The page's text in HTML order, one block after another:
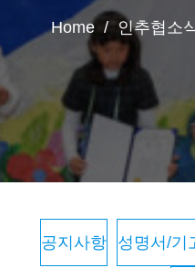
Home / 인추협소
공지사항 성명서/기